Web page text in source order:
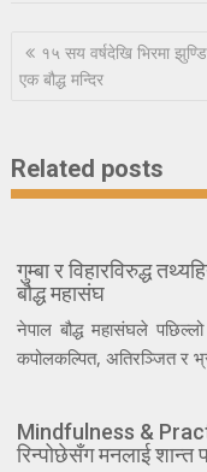
Post
navigation
१५ सय वर्षदेखि भिरमा
एक बौद्ध मन्दिर
Related posts
गुम्बा र विहारविरुद्ध
बौद्ध महासंघ
नेपाल बौद्ध महासंघले
कपोलकल्पित, अतिरञ्जित र
Mindfulness &
रिन्पोछेसँग मनलाई शान्त